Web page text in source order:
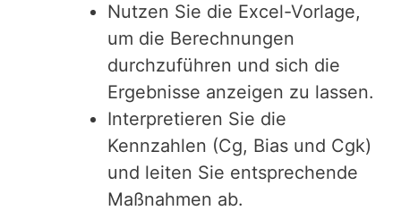
Nutzen Sie die Excel-Vorlage,
um die Berechnungen
durchzuführen und sich die
Ergebnisse anzeigen zu lassen.
Interpretieren Sie die
Kennzahlen (Cg, Bias und Cgk)
und leiten Sie entsprechende
Maßnahmen ab.